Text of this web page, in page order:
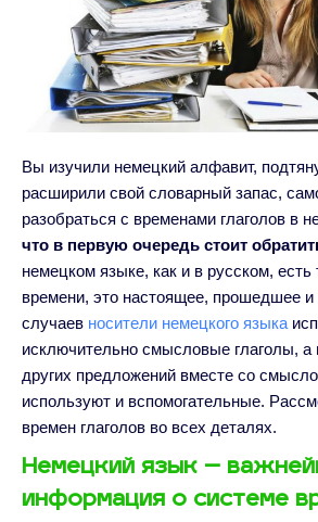
Вы изучили немецкий алфавит,
расширили свой словарный запас,
разобраться с временами глаголов в
что в первую очередь стоит
немецком языке, как и в русском, есть
времени, это настоящее, прошедшее
случаев носители немецкого языка
исключительно смысловые глаголы, а
других предложений вместе со
используют и вспомогательные.
времен глаголов во всех деталях.
Немецкий язык –
информация о системе